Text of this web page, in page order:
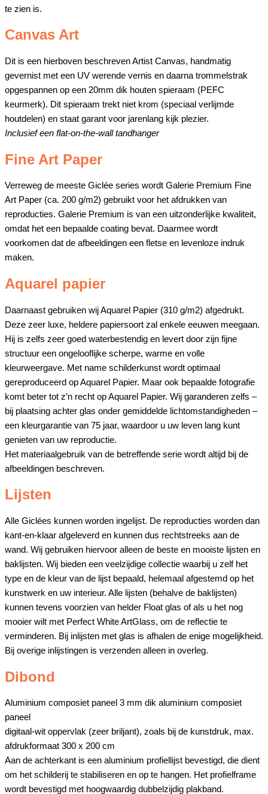
te zien is.
Canvas Art
Dit is een hierboven beschreven Artist Canvas, handmatig
gevernist met een UV werende vernis en daarna trommelstrak
opgespannen op een 20mm dik houten spieraam (PEFC
keurmerk). Dit spieraam trekt niet krom (speciaal verlijmde
houtdelen) en staat garant voor jarenlang kijk plezier.
Inclusief een flat-on-the-wall tandhanger
Fine Art Paper
Verreweg de meeste Giclée series wordt Galerie Premium Fine
Art Paper (ca. 200 g/m2) gebruikt voor het afdrukken van
reproducties. Galerie Premium is van een uitzonderlijke kwaliteit,
omdat het een bepaalde coating bevat. Daarmee wordt
voorkomen dat de afbeeldingen een fletse en levenloze indruk
maken.
Aquarel papier
Daarnaast gebruiken wij Aquarel Papier (310 g/m2) afgedrukt.
Deze zeer luxe, heldere papiersoort zal enkele eeuwen meegaan.
Hij is zelfs zeer goed waterbestendig en levert door zijn fijne
structuur een ongelooflijke scherpe, warme en volle
kleurweergave. Met name schilderkunst wordt optimaal
gereproduceerd op Aquarel Papier. Maar ook bepaalde fotografie
komt beter tot z’n recht op Aquarel Papier. Wij garanderen zelfs –
bij plaatsing achter glas onder gemiddelde lichtomstandigheden –
een kleurgarantie van 75 jaar, waardoor u uw leven lang kunt
genieten van uw reproductie.
Het materiaalgebruik van de betreffende serie wordt altijd bij de
afbeeldingen beschreven.
Lijsten
Alle Giclées kunnen worden ingelijst. De reproducties worden dan
kant-en-klaar afgeleverd en kunnen dus rechtstreeks aan de
wand. Wij gebruiken hiervoor alleen de beste en mooiste lijsten en
baklijsten. Wij bieden een veelzijdige collectie waarbij u zelf het
type en de kleur van de lijst bepaald, helemaal afgestemd op het
kunstwerk en uw interieur. Alle lijsten (behalve de baklijsten)
kunnen tevens voorzien van helder Float glas of als u het nog
mooier wilt met Perfect White ArtGlass, om de reflectie te
verminderen. Bij inlijsten met glas is afhalen de enige mogelijkheid.
Bij overige inlijstingen is verzenden alleen in overleg.
Dibond
Aluminium composiet paneel 3 mm dik aluminium composiet
paneel
digitaal-wit oppervlak (zeer briljant), zoals bij de kunstdruk, max.
afdrukformaat 300 x 200 cm
Aan de achterkant is een aluminium profiellijst bevestigd, die dient
om het schilderij te stabiliseren en op te hangen. Het profielframe
wordt bevestigd met hoogwaardig dubbelzijdig plakband.